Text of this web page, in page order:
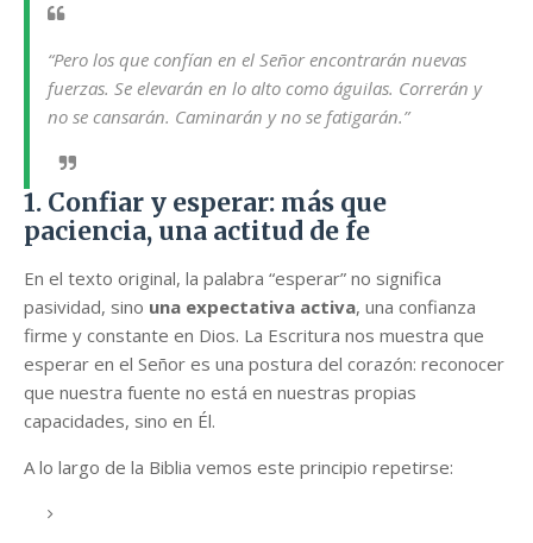
“Pero los que confían en el Señor encontrarán nuevas
fuerzas. Se elevarán en lo alto como águilas. Correrán y
no se cansarán. Caminarán y no se fatigarán.”
1. Confiar y esperar: más que
paciencia, una actitud de fe
En el texto original, la palabra “esperar” no significa
pasividad, sino una expectativa activa, una confianza
firme y constante en Dios. La Escritura nos muestra que
esperar en el Señor es una postura del corazón: reconocer
que nuestra fuente no está en nuestras propias
capacidades, sino en Él.
A lo largo de la Biblia vemos este principio repetirse: